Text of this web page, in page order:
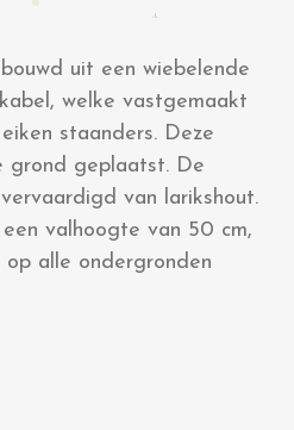
uit een wiebelende
welke vastgemaakt
staanders. Deze
grond geplaatst. De
van larikshout.
valhoogte van 50 cm,
alle ondergronden